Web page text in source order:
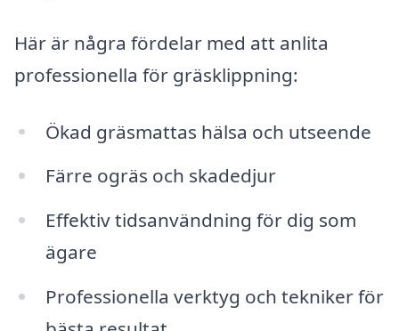
Här är några fördelar med att anlita
professionella för gräsklippning:
Ökad gräsmattas hälsa och utseende
Färre ogräs och skadedjur
Effektiv tidsanvändning för dig som
ägare
Professionella verktyg och tekniker för